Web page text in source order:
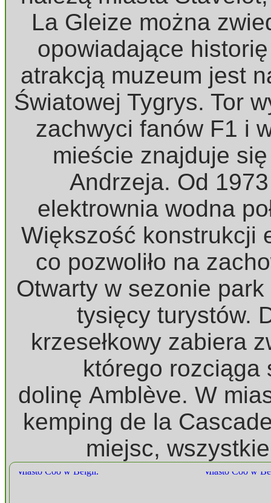
La Gleize można
opowiadające
atrakcją muzeum jest
Światowej Tygrys. Tor
zachwyci fanów F1 i
mieście znajduje
Andrzeja. Od
elektrownia wodna
Większość konstrukcji
co pozwoliło na
Otwarty w sezonie
tysięcy turystów.
krzesełkowy zabiera
którego rozciąga
dolinę Amblève. W
kemping de la
miejsc,